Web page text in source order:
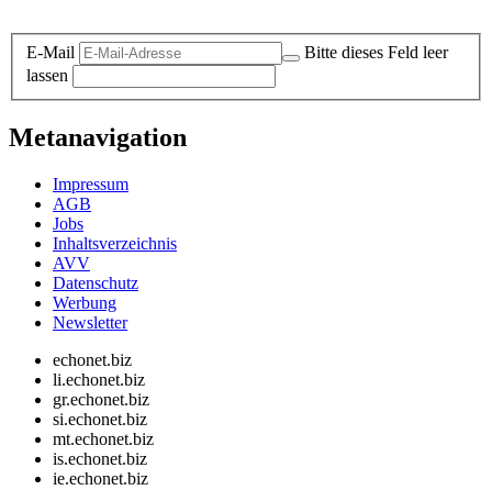
E-Mail
Bitte dieses Feld leer
lassen
Metanavigation
Impressum
AGB
Jobs
Inhaltsverzeichnis
AVV
Datenschutz
Werbung
Newsletter
echonet.biz
li.echonet.biz
gr.echonet.biz
si.echonet.biz
mt.echonet.biz
is.echonet.biz
ie.echonet.biz